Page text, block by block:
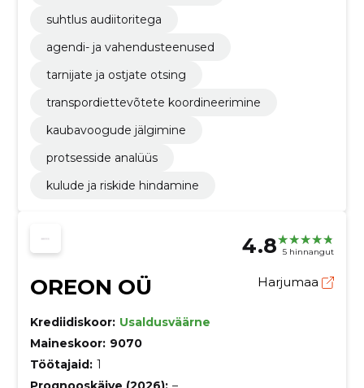
suhtlus audiitoritega
agendi- ja vahendusteenused
tarnijate ja ostjate otsing
transpordiettevõtete koordineerimine
kaubavoogude jälgimine
protsesside analüüs
kulude ja riskide hindamine
4.8 5 hinnangut
OREON OÜ Harjumaa
Krediidiskoor: Usaldusväärne
Maineskoor: 9070
Töötajaid: 1